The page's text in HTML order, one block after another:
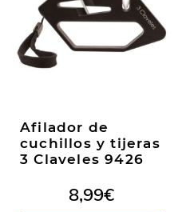
Afilador de
cuchillos y tijeras
3 Claveles 9426
8,99€